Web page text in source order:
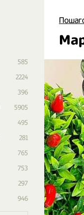
585
2224
396
5905
495
281
765
753
297
946